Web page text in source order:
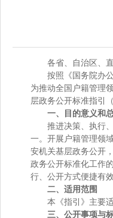
各省、自治区、
按照《国务院办
为推动全国户籍管理
层政务公开标准指引
一、目的意义和
推进决策、执行
一。开展户籍管理领
安机关基层政务公开
政务公开标准化工作
行、公开方式便捷有效
二、适用范围
本《指引》主要
三、公开事项与